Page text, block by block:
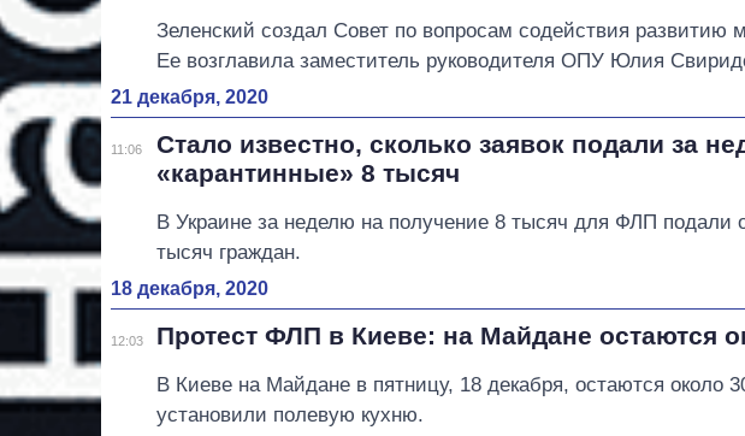
Зеленский создал Совет по вопросам содействия развитию
Ее возглавила заместитель руководителя ОПУ Юлия
21 декабря, 2020
11:06
Стало известно, сколько заявок подали за
«карантинные» 8 тысяч
В Украине за неделю на получение 8 тысяч для ФЛП подали
тысяч граждан.
18 декабря, 2020
12:03 Протест ФЛП в Киеве: на Майдане остаются
В Киеве на Майдане в пятницу, 18 декабря, остаются около
установили полевую кухню.